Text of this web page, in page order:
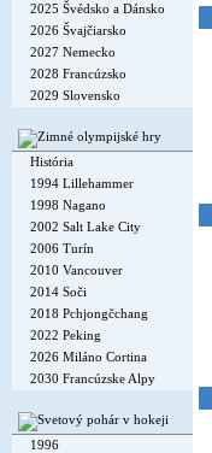
2025 Švédsko a Dánsko
2026 Švajčiarsko
2027 Nemecko
2028 Francúzsko
2029 Slovensko
História
1994 Lillehammer
1998 Nagano
2002 Salt Lake City
2006 Turín
2010 Vancouver
2014 Soči
2018 Pchjongčchang
2022 Peking
2026 Miláno Cortina
2030 Francúzske Alpy
1996